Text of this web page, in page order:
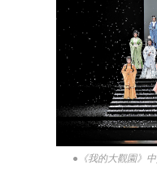
●《我的大觀園》